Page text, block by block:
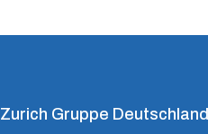
Zurich Gruppe Deutschland